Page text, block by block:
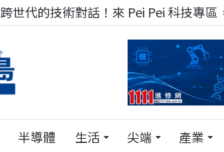
跨世代的技術對話！來 Pei Pei 科技專
半導體 生活 尖端 產業